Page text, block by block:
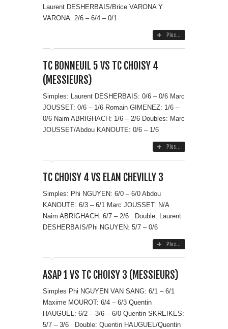
Laurent DESHERBAIS/Brice VARONA Y
VARONA: 2/6 – 6/4 – 0/1
Plus...
TC BONNEUIL 5 VS TC CHOISY 4
(MESSIEURS)
Simples: Laurent DESHERBAIS: 0/6 – 0/6 Marc
JOUSSET: 0/6 – 1/6 Romain GIMENEZ: 1/6 –
0/6 Naim ABRIGHACH: 1/6 – 2/6 Doubles: Marc
JOUSSET/Abdou KANOUTE: 0/6 – 1/6
Plus...
TC CHOISY 4 VS ELAN CHEVILLY 3
Simples: Phi NGUYEN: 6/0 – 6/0 Abdou
KANOUTE: 6/3 – 6/1 Marc JOUSSET: N/A
Naim ABRIGHACH: 6/7 – 2/6 Double: Laurent
DESHERBAIS/Phi NGUYEN: 5/7 – 0/6
Plus...
ASAP 1 VS TC CHOISY 3 (MESSIEURS)
Simples Phi NGUYEN VAN SANG: 6/1 – 6/1
Maxime MOUROT: 6/4 – 6/3 Quentin
HAUGUEL: 6/2 – 3/6 – 6/0 Quentin SKREIKES:
5/7 – 3/6 Double: Quentin HAUGUEL/Quentin